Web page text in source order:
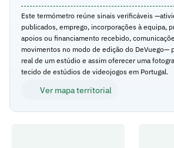
Este termómetro reúne sinais verificáveis
publicados, emprego, incorporações à equipa,
apoios ou financiamento recebido,
movimentos no modo de edição do DeVuego—
real de um estúdio e assim oferecer uma
tecido de estúdios de videojogos em Portugal.
Ver mapa territorial